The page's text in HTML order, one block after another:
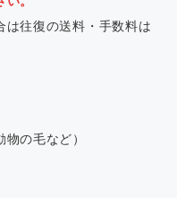
は往復の送料・手数料は
の毛など）